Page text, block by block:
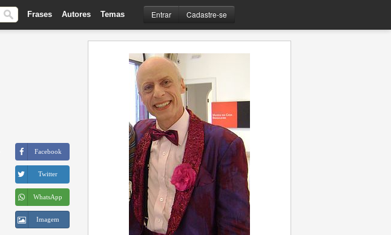
Frases Autores Temas Entrar Cadastre-se
Facebook
Twitter
WhatsApp
Imagem